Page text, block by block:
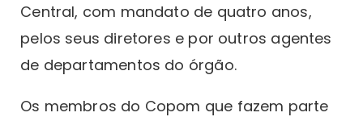
Central, com mandato de quatro anos,
pelos seus diretores e por outros agentes
de departamentos do órgão.
Os membros do Copom que fazem parte